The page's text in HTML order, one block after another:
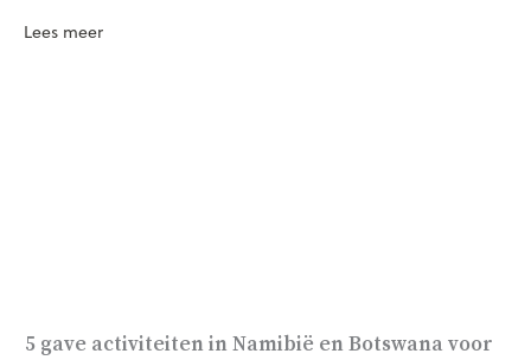
Lees meer
5 gave activiteiten in Namibië en Botswana voor